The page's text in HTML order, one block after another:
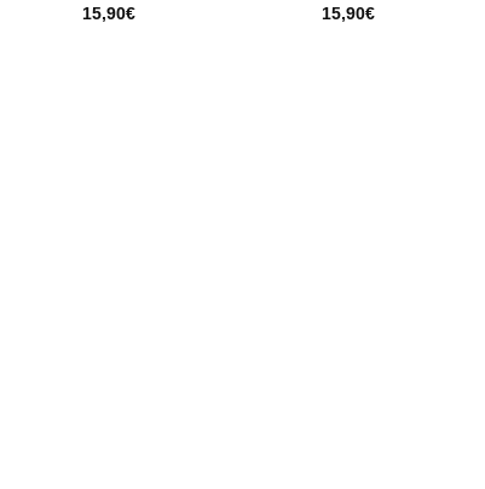
15,90€
15,90€